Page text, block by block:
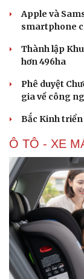
Du lịch
Tư vấn
Săn Tour
check-in
Apple và
smartphone
Thành lập
hơn 496ha
Phê duyệt
gia về công
Bắc Kinh
Ô TÔ - XE